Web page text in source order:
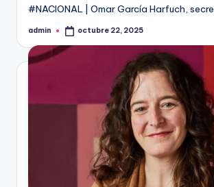
#NACIONAL | Omar García Harfuch,
Publicado
admin octubre 22, 2025